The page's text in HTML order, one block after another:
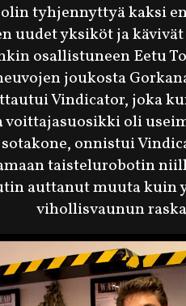
tyhjennyttyä kaksi
uudet yksiköt ja
osallistuneen Eetu
joukosta
Vindicator, joka
voittajasuosikki oli
onnistui
taistelurobotin
auttanut muuta kuin
vihollisvaunun